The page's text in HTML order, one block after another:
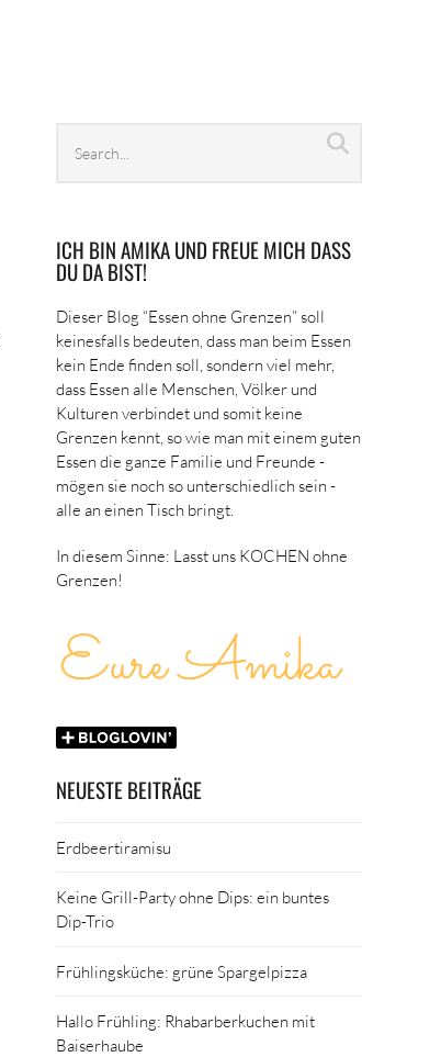
archives
ICH BIN AMIKA UND FREUE MICH DASS
DU DA BIST!
Dieser Blog “Essen ohne Grenzen” soll
keinesfalls bedeuten, dass man beim Essen
kein Ende finden soll, sondern viel mehr,
dass Essen alle Menschen, Völker und
Kulturen verbindet und somit keine
Grenzen kennt, so wie man mit einem guten
Essen die ganze Familie und Freunde -
mögen sie noch so unterschiedlich sein -
alle an einen Tisch bringt.
In diesem Sinne: Lasst uns KOCHEN ohne
Grenzen!
NEUESTE BEITRÄGE
Erdbeertiramisu
Keine Grill-Party ohne Dips: ein buntes
Dip-Trio
Frühlingsküche: grüne Spargelpizza
Hallo Frühling: Rhabarberkuchen mit
Baiserhaube